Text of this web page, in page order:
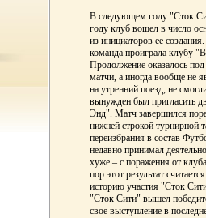
В следующем году "Сток
году клуб вошел в число
из инициаторов ее
команда проиграла клубу
Продолжение оказалось под
матчи, а иногда вообще не
на утренний поезд, не
вынужден был пригласить
Энд". Матч завершился
нижней строкой турнирной
переизбрания в состав
недавно принимал
хуже – с поражения от
пор этот результат
историю участия "Сток
"Сток Сити" вышел
свое выступление в